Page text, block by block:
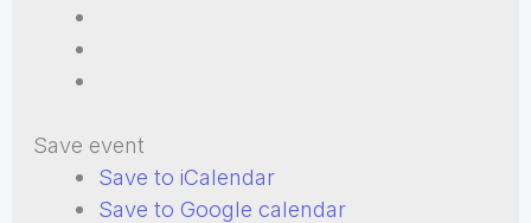
Save event
Save to iCalendar
Save to Google calendar